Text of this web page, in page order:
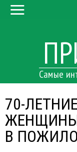
Самые
70-
В